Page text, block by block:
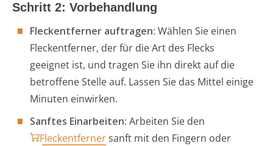
Schritt 2: Vorbehandlung
Fleckentferner auftragen: Wählen Sie einen
Fleckentferner, der für die Art des Flecks
geeignet ist, und tragen Sie ihn direkt auf die
betroffene Stelle auf. Lassen Sie das Mittel einige
Minuten einwirken.
Sanftes Einarbeiten: Arbeiten Sie den
Fleckentfernersanft mit den Fingern oder